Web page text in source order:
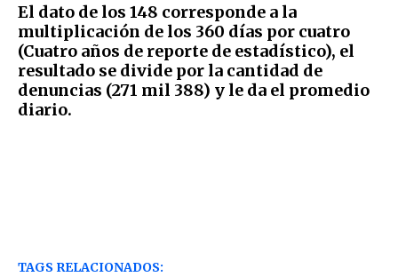
El dato de los 148 corresponde a la
multiplicación de los 360 días por cuatro
(Cuatro años de reporte de estadístico), el
resultado se divide por la cantidad de
denuncias (271 mil 388) y le da el promedio
diario.
TAGS RELACIONADOS: